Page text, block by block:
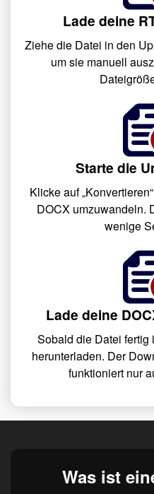
Lade deine
Ziehe die Datei in den
um sie manuell
Starte die
Klicke auf
DOCX umzuwandeln.
wenige
Lade deine
Sobald die Datei fertig
herunterladen. Der
funktioniert nur
Was ist